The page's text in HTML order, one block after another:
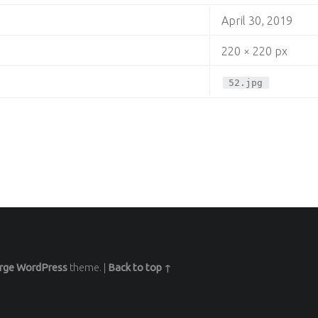
April 30, 2019
220 × 220 px
52.jpg
WordPress theme. Back to top ↑